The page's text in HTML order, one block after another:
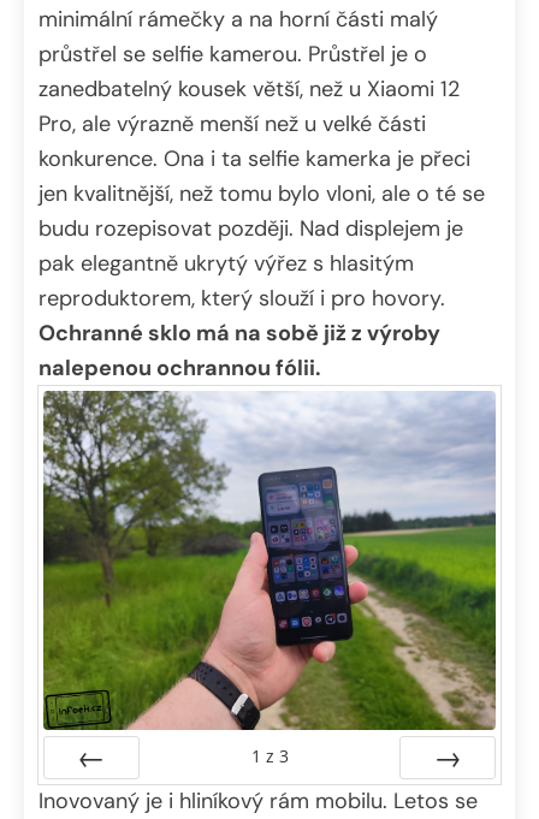
minimální rámečky a na horní části malý
průstřel se selfie kamerou. Průstřel je o
zanedbatelný kousek větší, než u Xiaomi 12
Pro, ale výrazně menší než u velké části
konkurence. Ona i ta selfie kamerka je přeci
jen kvalitnější, než tomu bylo vloni, ale o té se
budu rozepisovat později. Nad displejem je
pak elegantně ukrytý výřez s hlasitým
reproduktorem, který slouží i pro hovory.
Ochranné sklo má na sobě již z výroby
nalepenou ochrannou fólii.
Předchozí
1 z 3
Další
Inovovaný je i hliníkový rám mobilu. Letos se